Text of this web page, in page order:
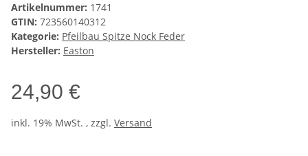
Artikelnummer: 1741
GTIN: 723560140312
Kategorie: Pfeilbau Spitze Nock Feder
Hersteller: Easton
24,90 €
inkl. 19% MwSt. , zzgl. Versand